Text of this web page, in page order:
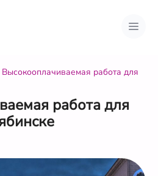
Страны
Отзывы
Высокооплачиваемая работа для
работа для